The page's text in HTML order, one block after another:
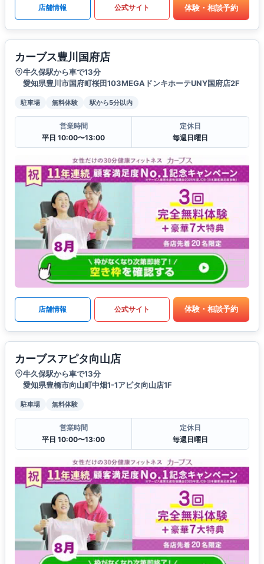
店舗情報 公式サイト 体験・相談予約
カーブス豊川国府店
牛久保駅から車で13分
愛知県豊川市国府町桜田103MEGAドンキホーテUNY国府店2F
駐車場 無料体験 駅から5分以内
営業時間
平日 10:00〜13:00
定休日
毎週日曜日
店舗情報 公式サイト 体験・相談予約
カーブスアピタ向山店
牛久保駅から車で13分
愛知県豊橋市向山町中畑1-1アピタ向山店1F
駐車場 無料体験
営業時間
平日 10:00〜13:00
定休日
毎週日曜日